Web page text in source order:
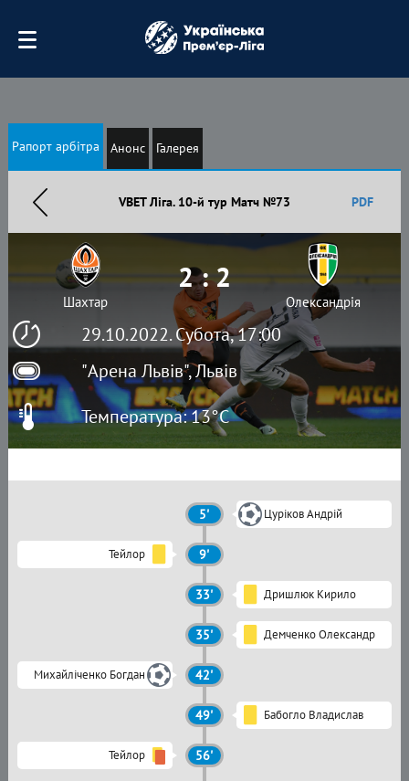
Рапорт арбітра Анонс Галерея
VBET Ліга. 10-й тур Матч №73 PDF
29.10.2022. Субота, 17:00
"Арена Львів", Львів
Шахтар
2 : 2
Олександрія
Температура: 13°C
5' Цуріков Андрій
Тейлор 9'
33' Дришлюк Кирило
35' Демченко Олександр
Михайліченко Богдан 42'
49' Бабогло Владислав
Тейлор 56'